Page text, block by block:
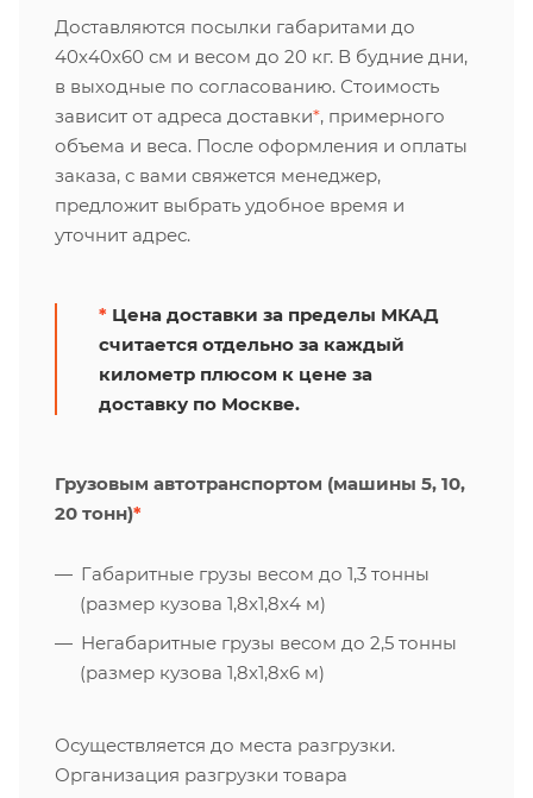
Доставляются посылки габаритами до
40х40х60 см и весом до 20 кг. В будние дни,
в выходные по согласованию. Стоимость
зависит от адреса доставки*, примерного
объема и веса. После оформления и оплаты
заказа, с вами свяжется менеджер,
предложит выбрать удобное время и
уточнит адрес.
* Цена доставки за пределы МКАД
считается отдельно за каждый
километр плюсом к цене за
доставку по Москве.
Грузовым автотранспортом (машины 5, 10,
20 тонн)*
Габаритные грузы весом до 1,3 тонны
(размер кузова 1,8х1,8х4 м)
Негабаритные грузы весом до 2,5 тонны
(размер кузова 1,8х1,8х6 м)
Осуществляется до места разгрузки.
Организация разгрузки товара